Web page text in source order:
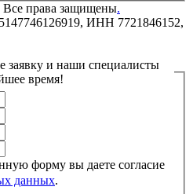
права защищены.
ИНН 7721846152,
заявку и наши специалисты
время!
форму вы даете согласие
данных.